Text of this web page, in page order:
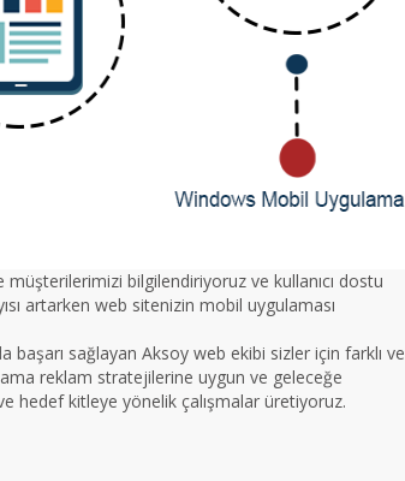
müşterilerimizi bilgilendiriyoruz ve kullanıcı dostu
artarken web sitenizin mobil uygulaması
sağlayan Aksoy web ekibi sizler için farklı ve
reklam stratejilerine uygun ve geleceğe
hedef kitleye yönelik çalışmalar üretiyoruz.